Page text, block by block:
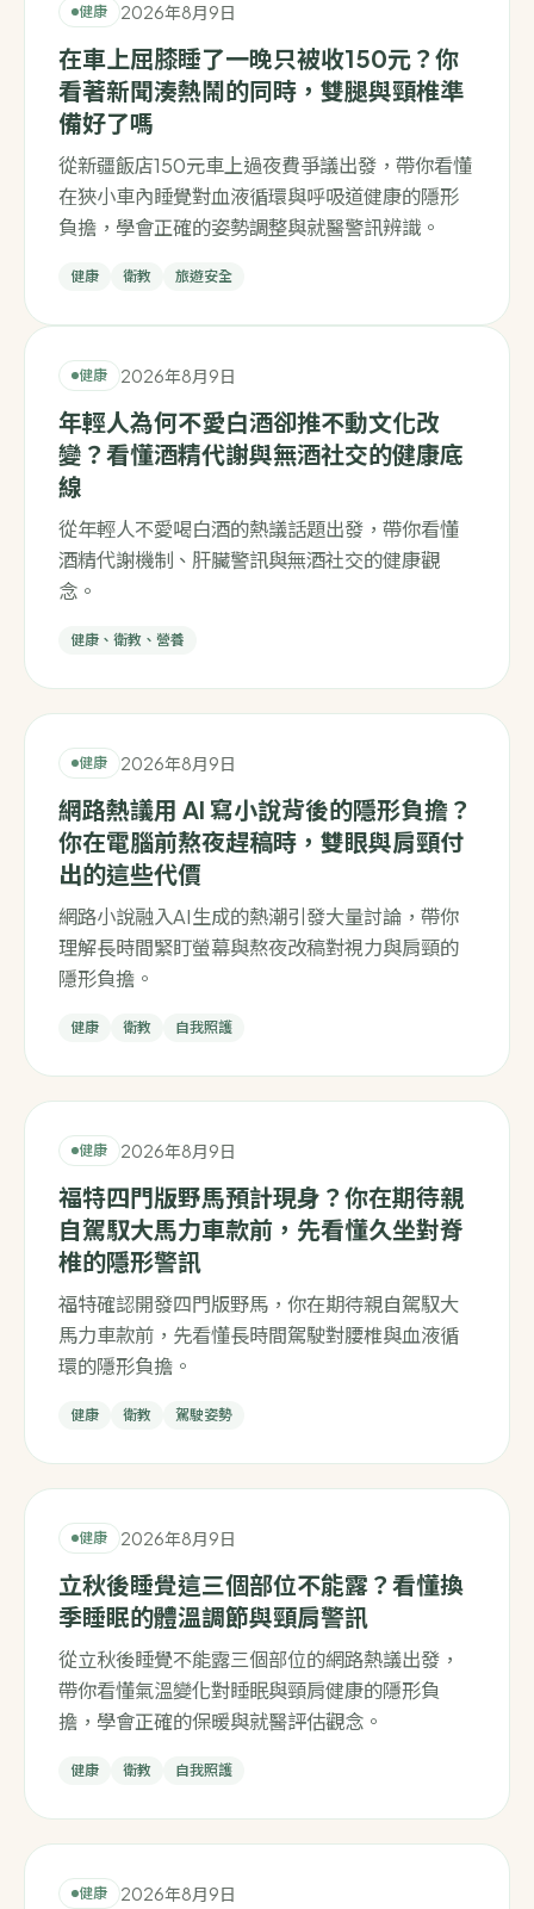
健康 2026年8月9日
在車上屈膝睡了一晚只被收150元？你
看著新聞湊熱鬧的同時，雙腿與頸椎準
備好了嗎
從新疆飯店150元車上過夜費爭議出發，帶你看懂
在狹小車內睡覺對血液循環與呼吸道健康的隱形
負擔，學會正確的姿勢調整與就醫警訊辨識。
健康 衛教 旅遊安全
健康 2026年8月9日
年輕人為何不愛白酒卻推不動文化改
變？看懂酒精代謝與無酒社交的健康底
線
從年輕人不愛喝白酒的熱議話題出發，帶你看懂
酒精代謝機制、肝臟警訊與無酒社交的健康觀
念。
健康、衛教、營養
健康 2026年8月9日
網路熱議用 AI 寫小說背後的隱形負擔？
你在電腦前熬夜趕稿時，雙眼與肩頸付
出的這些代價
網路小說融入AI生成的熱潮引發大量討論，帶你
理解長時間緊盯螢幕與熬夜改稿對視力與肩頸的
隱形負擔。
健康 衛教 自我照護
健康 2026年8月9日
福特四門版野馬預計現身？你在期待親
自駕馭大馬力車款前，先看懂久坐對脊
椎的隱形警訊
福特確認開發四門版野馬，你在期待親自駕馭大
馬力車款前，先看懂長時間駕駛對腰椎與血液循
環的隱形負擔。
健康 衛教 駕駛姿勢
健康 2026年8月9日
立秋後睡覺這三個部位不能露？看懂換
季睡眠的體溫調節與頸肩警訊
從立秋後睡覺不能露三個部位的網路熱議出發，
帶你看懂氣溫變化對睡眠與頸肩健康的隱形負
擔，學會正確的保暖與就醫評估觀念。
健康 衛教 自我照護
健康 2026年8月9日